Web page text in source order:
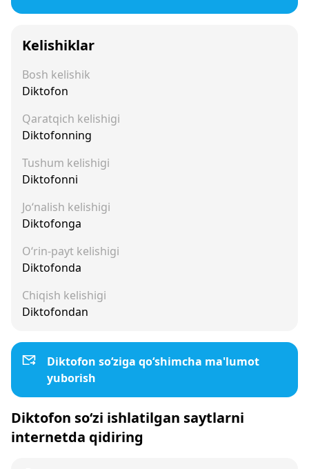
Kelishiklar
Bosh kelishik
Diktofon
Qaratqich kelishigi
Diktofonning
Tushum kelishigi
Diktofonni
Jo‘nalish kelishigi
Diktofonga
O‘rin-payt kelishigi
Diktofonda
Chiqish kelishigi
Diktofondan
Diktofon so‘ziga qo‘shimcha ma'lumot
yuborish
Diktofon so‘zi ishlatilgan saytlarni
internetda qidiring